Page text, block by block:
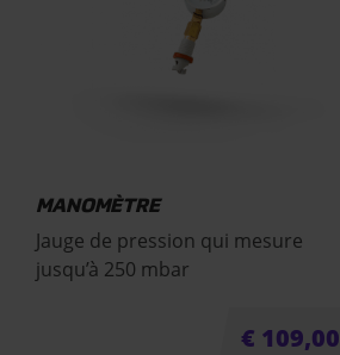
MANOMÈTRE
Jauge de pression qui mesure
jusqu’à 250 mbar
€ 109,00